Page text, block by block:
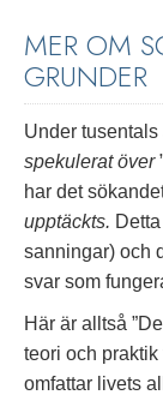
MER OM
GRUNDER
Under
spekulerat över
har det
upptäckts.
sanningar) och
svar som
Här är alltså
teori och praktik
omfattar livets